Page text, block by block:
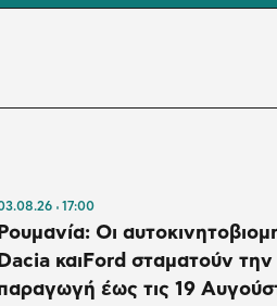
17:00
Ρουμανία: Οι
Dacia και⁠Ford σταματούν την
έως τις 19